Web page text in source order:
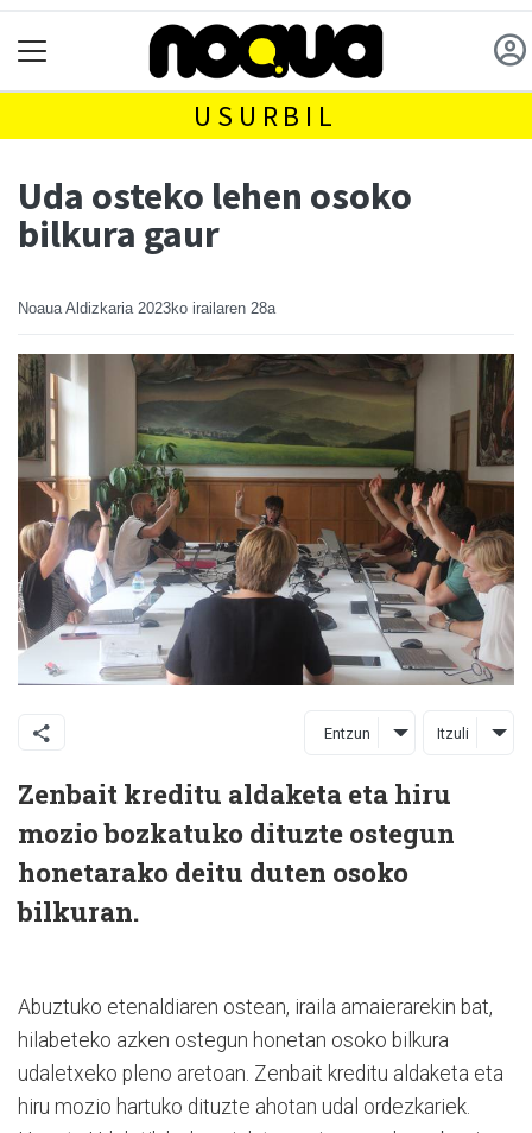
USURBIL
Uda osteko lehen osoko
bilkura gaur
Noaua Aldizkaria 2023ko irailaren 28a
Entzun Itzuli
Zenbait kreditu aldaketa eta hiru
mozio bozkatuko dituzte ostegun
honetarako deitu duten osoko
bilkuran.
Abuztuko etenaldiaren ostean, iraila amaierarekin bat,
hilabeteko azken ostegun honetan osoko bilkura
udaletxeko pleno aretoan. Zenbait kreditu aldaketa eta
hiru mozio hartuko dituzte ahotan udal ordezkariek.